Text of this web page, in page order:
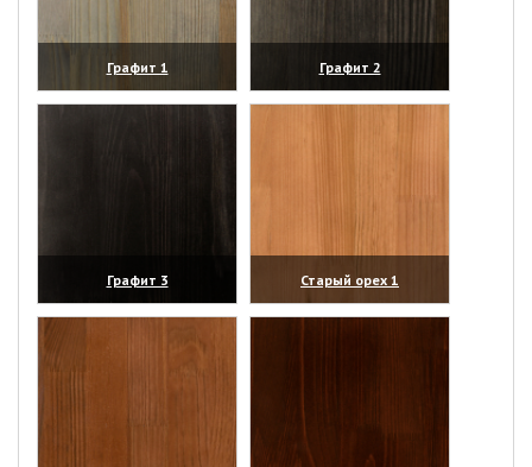
Графит 1
(увеличить)
Графит 2
(увеличить)
Графит 3
(увеличить)
Старый орех 1
(увеличить)